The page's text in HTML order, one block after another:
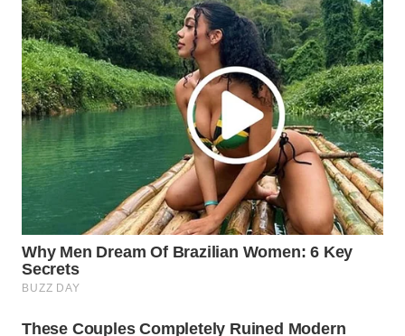
WAHANA
PERSONA
WAHANA
OTOMOTIF
WAHANA
HEALTH
WAHANA
DESA
WISATA
WAHANA